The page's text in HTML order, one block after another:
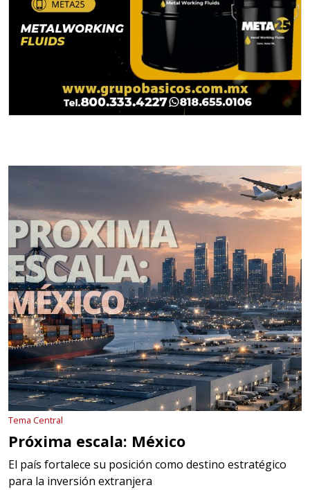
Tema Central
Próxima escala: México
El país fortalece su posición como destino estratégico
para la inversión extranjera